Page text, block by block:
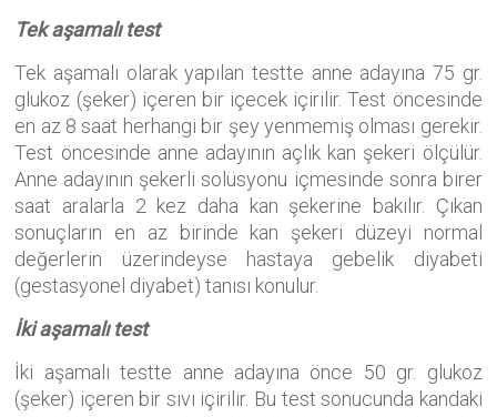
Tek aşamalı test
Tek aşamalı olarak yapılan testte anne adayına 75 gr.
glukoz (şeker) içeren bir içecek içirilir. Test öncesinde
en az 8 saat herhangi bir şey yenmemiş olması gerekir.
Test öncesinde anne adayının açlık kan şekeri ölçülür.
Anne adayının şekerli solüsyonu içmesinde sonra birer
saat aralarla 2 kez daha kan şekerine bakılır. Çıkan
sonuçların en az birinde kan şekeri düzeyi normal
değerlerin üzerindeyse hastaya gebelik diyabeti
(gestasyonel diyabet) tanısı konulur.
İki aşamalı test
İki aşamalı testte anne adayına önce 50 gr. glukoz
(şeker) içeren bir sıvı içirilir. Bu test sonucunda kandaki